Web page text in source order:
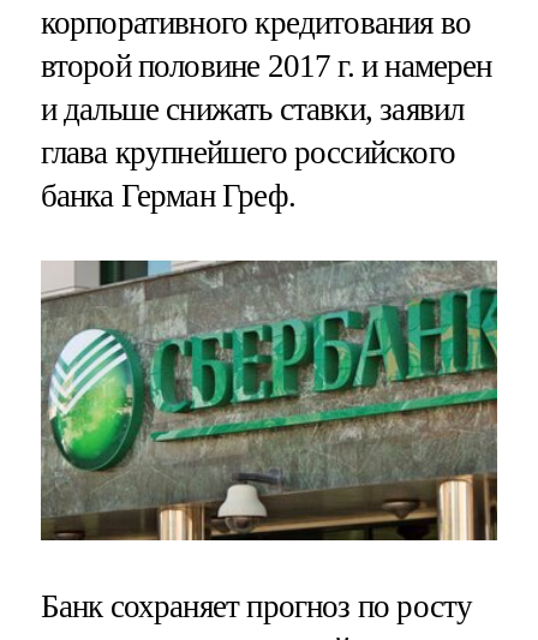
корпоративного кредитования во
второй половине 2017 г. и намерен
и дальше снижать ставки, заявил
глава крупнейшего российского
банка Герман Греф.
Банк сохраняет прогноз по росту